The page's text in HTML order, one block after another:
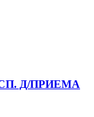
Д/ПРИЕМА